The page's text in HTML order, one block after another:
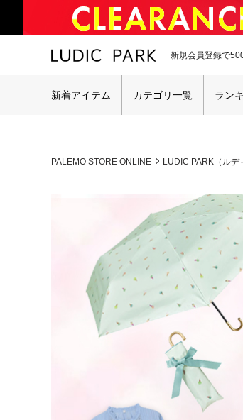
新規会員登録で
新着アイテム カテゴリ一覧 ラン
PALEMO STORE ONLINE LUDIC PARK（ルデ